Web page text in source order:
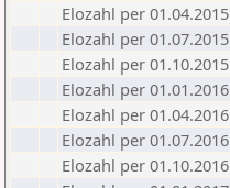
Elozahl per 01.04.2015
Elozahl per 01.07.2015
Elozahl per 01.10.2015
Elozahl per 01.01.2016
Elozahl per 01.04.2016
Elozahl per 01.07.2016
Elozahl per 01.10.2016